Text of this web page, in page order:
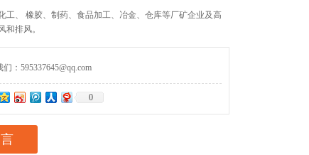
工、 橡胶、制药、食品加工、冶金、仓库等厂矿企业及高
和排风。
：595337645@qq.com
0